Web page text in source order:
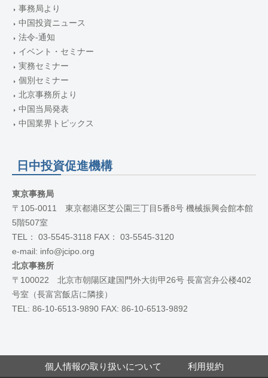
事務局より
中国投資ニュース
法令-通知
イベント・セミナー
実務セミナー
個別セミナー
北京事務所より
中国当局発表
中国業界トピックス
日中投資促進機構
東京事務局
〒105-0011 東京都港区芝公園三丁目5番8号 機械振興会館本館
5階507室
TEL： 03-5545-3118 FAX： 03-5545-3120
e-mail: info@jcipo.org
北京事務所
〒100022 北京市朝陽区建国門外大街甲26号 長富宮弁公楼402
号室（長富宮飯店に隣接）
TEL: 86-10-6513-9890 FAX: 86-10-6513-9892
個人情報の取り扱いについて 利用規約